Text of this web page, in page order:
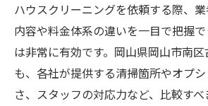
信頼できる清掃サービスを見き
岡山で信頼されるハウスク
件
ハウスクリーニング業者の
ハウスクリーニングを依頼する際、
内容や料金体系の違いを一目で把握
は非常に有効です。岡山県岡山市南
も、各社が提供する清掃箇所やオプ
さ、スタッフの対応力など、比較す